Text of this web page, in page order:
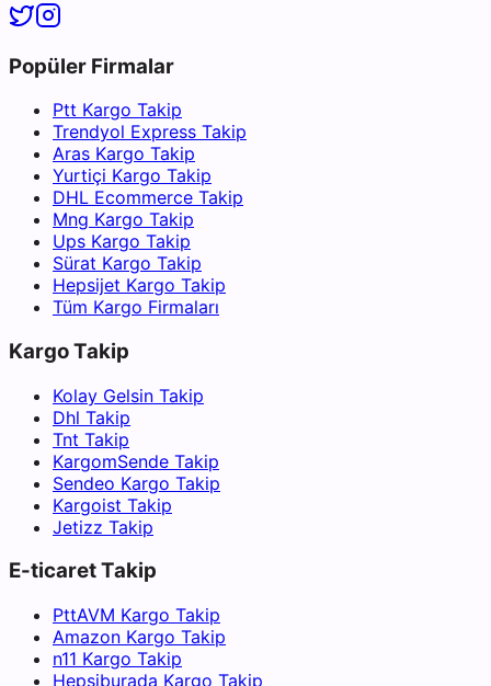
Popüler Firmalar
Ptt Kargo Takip
Trendyol Express Takip
Aras Kargo Takip
Yurtiçi Kargo Takip
DHL Ecommerce Takip
Mng Kargo Takip
Ups Kargo Takip
Sürat Kargo Takip
Hepsijet Kargo Takip
Tüm Kargo Firmaları
Kargo Takip
Kolay Gelsin Takip
Dhl Takip
Tnt Takip
KargomSende Takip
Sendeo Kargo Takip
Kargoist Takip
Jetizz Takip
E-ticaret Takip
PttAVM Kargo Takip
Amazon Kargo Takip
n11 Kargo Takip
Hepsiburada Kargo Takip